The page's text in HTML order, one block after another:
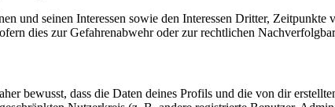
und seinen Interessen sowie den Interessen Dritter,
dies zur Gefahrenabwehr oder zur rechtlichen
bewusst, dass die Daten deines Profils und die von dir